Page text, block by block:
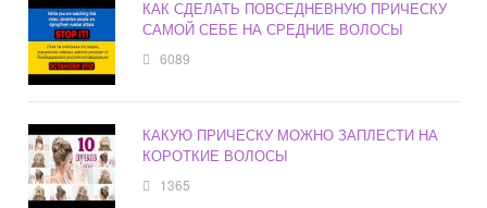
КАК СДЕЛАТЬ ПОВСЕДНЕВНУЮ ПРИЧЕСКУ
САМОЙ СЕБЕ НА СРЕДНИЕ ВОЛОСЫ
6089
КАКУЮ ПРИЧЕСКУ МОЖНО ЗАПЛЕСТИ НА
КОРОТКИЕ ВОЛОСЫ
1365